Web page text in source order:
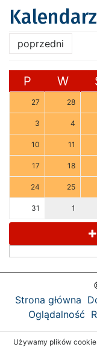
poprzedni
P W
27 28
3 4
10 11
17 18
24 25
31 1
Strona główna
Oglądalność
Używamy plików